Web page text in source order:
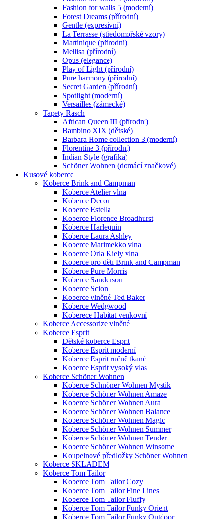
Fashion for walls 5 (moderní)
Forest Dreams (přírodní)
Gentle (expresivní)
La Terrasse (středomořské vzory)
Martinique (přírodní)
Mellisa (přírodní)
Opus (elegance)
Play of Light (přírodní)
Pure harmony (přírodní)
Secret Garden (přírodní)
Spotlight (moderní)
Versailles (zámecké)
Tapety Rasch
African Queen III (přírodní)
Bambino XIX (dětské)
Barbara Home collection 3 (moderní)
Florentine 3 (přírodní)
Indian Style (grafika)
Schöner Wohnen (domácí značkové)
Kusové koberce
Koberce Brink and Campman
Koberce Atelier vlna
Koberce Decor
Koberce Estella
Koberce Florence Broadhurst
Koberce Harlequin
Koberce Laura Ashley
Koberce Marimekko vlna
Koberce Orla Kiely vlna
Koberce pro děti Brink and Campman
Koberce Pure Morris
Koberce Sanderson
Koberce Scion
Koberce vlněné Ted Baker
Koberce Wedgwood
Koberece Habitat venkovní
Koberce Accessorize vlněné
Koberce Esprit
Dětské koberce Esprit
Koberce Esprit moderní
Koberce Esprit ručně tkané
Koberce Esprit vysoký vlas
Koberce Schöner Wohnen
Koberce Schnöner Wohnen Mystik
Koberce Schöner Wohnen Amaze
Koberce Schöner Wohnen Aura
Koberce Schöner Wohnen Balance
Koberce Schöner Wohnen Magic
Koberce Schöner Wohnen Summer
Koberce Schöner Wohnen Tender
Koberce Schöner Wohnen Winsome
Koupelnové předložky Schöner Wohnen
Koberce SKLADEM
Koberce Tom Tailor
Koberce Tom Tailor Cozy
Koberce Tom Tailor Fine Lines
Koberce Tom Tailor Fluffy
Koberce Tom Tailor Funky Orient
Koberce Tom Tailor Funky Outdoor